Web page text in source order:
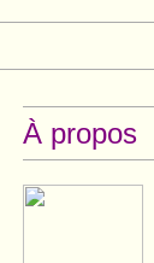
À propos